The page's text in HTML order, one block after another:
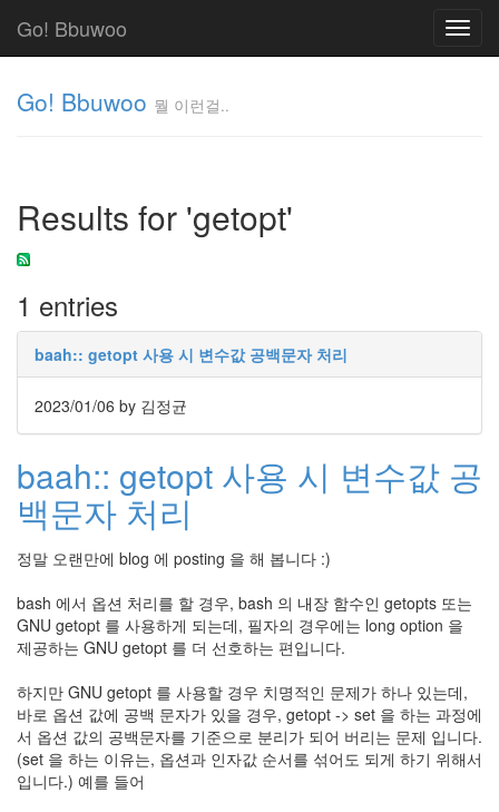
Go! Bbuwoo
Go! Bbuwoo 뭘 이런걸..
Results for 'getopt'
1 entries
baah:: getopt 사용 시 변수값 공백문자 처리
2023/01/06 by 김정균
baah:: getopt 사용 시 변수값 공
백문자 처리
정말 오랜만에 blog 에 posting 을 해 봅니다 :)
bash 에서 옵션 처리를 할 경우, bash 의 내장 함수인 getopts 또는
GNU getopt 를 사용하게 되는데, 필자의 경우에는 long option 을
제공하는 GNU getopt 를 더 선호하는 편입니다.
하지만 GNU getopt 를 사용할 경우 치명적인 문제가 하나 있는데,
바로 옵션 값에 공백 문자가 있을 경우, getopt -> set 을 하는 과정에
서 옵션 값의 공백문자를 기준으로 분리가 되어 버리는 문제 입니다.
(set 을 하는 이유는, 옵션과 인자값 순서를 섞어도 되게 하기 위해서
입니다.) 예를 들어
걸..
김
정
균
Cloud
리
눅
스
AnNyung
Firefox
군
이
표
준